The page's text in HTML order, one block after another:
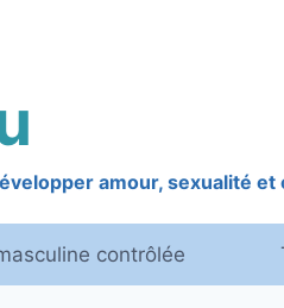
amour, sexualité et
contrôlée